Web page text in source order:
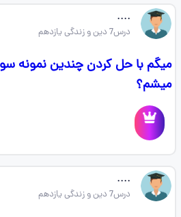
....
درس7 دین و زندگی یازدهم
میگم با حل کردن چندین نمونه
میشم؟
....
درس7 دین و زندگی یازدهم